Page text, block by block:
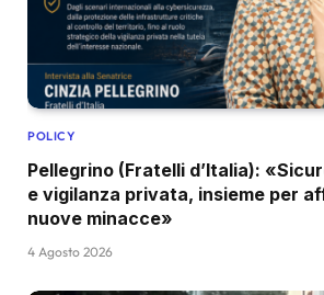
POLICY
Pellegrino (Fratelli d’Italia):
e vigilanza privata, insieme per
nuove minacce»
4 Agosto 2026